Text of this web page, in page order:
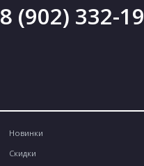
8 (902) 332-
Новинки
Скидки